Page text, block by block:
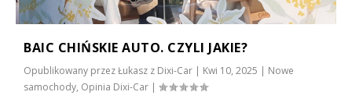
BAIC CHIŃSKIE AUTO. CZYLI JAKIE?
Opublikowany przezŁukasz z Dixi-Car | Kwi 10, 2025 | Nowe
samochody, Opinia Dixi-Car |